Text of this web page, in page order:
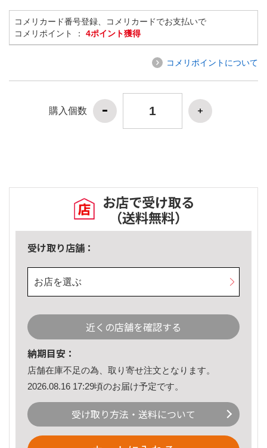
コメリカード番号登録、コメリカードでお支払いで
コメリポイント ： 4ポイント獲得
コメリポイントについて
購入個数
お店で受け取る
（送料無料）
受け取り店舗：
お店を選ぶ
近くの店舗を確認する
納期目安：
店舗在庫不足の為、取り寄せ注文となります。
2026.08.16 17:29頃のお届け予定です。
受け取り方法・送料について